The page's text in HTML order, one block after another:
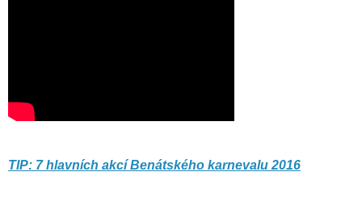
TIP: 7 hlavních akcí Benátského karnevalu 2016